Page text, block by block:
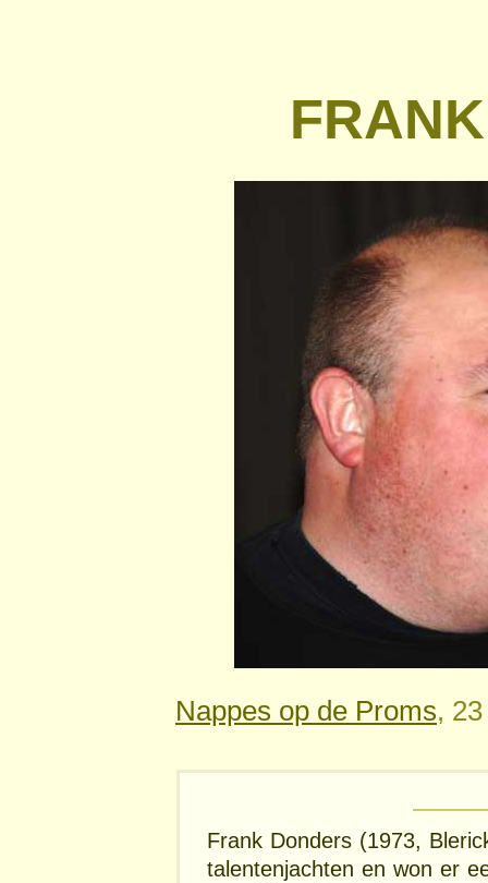
Nappes op de Proms,
Frank Donders (1973,
talentenjachten en won er